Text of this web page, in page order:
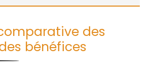
des
bénéfices